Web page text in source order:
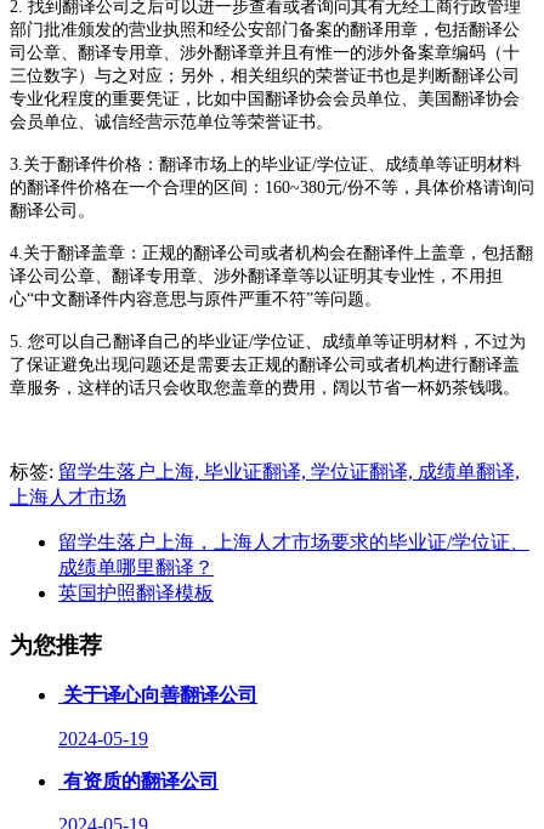
2 找到翻译公司之后可以进一步查看或者询问其有无经工商行政管理
部门批准颁发的营业执照和经公安部门备案的翻译用章，包括翻译公
司公章、翻译专用章、涉外翻译章并且有惟一的涉外备案章编码（十
三位数字）与之对应；另外，相关组织的荣誉证书也是判断翻译公司
专业化程度的重要凭证，比如中国翻译协会会员单位、美国翻译协会
会员单位、诚信经营示范单位等荣誉证书。
3 关于翻译件价格：翻译市场上的毕业证/学位证、成绩单等证明材料
的翻译件价格在一个合理的区间：1 60~380元/份不等，具体价格请询问
翻译公司。
4. 关于翻译盖章：正规的翻译公司或者机构会在翻译件上盖章，包括翻
译公司公章、翻译专用章、涉外翻译章等以证明其专业性，不用担
心“中文翻译件内容意思与原件严重不符”等问题。
5 您可以自己翻译自己的毕业证/学位证、成绩单等证明材料，不过为
了保证避免出现问题还是需要去正规的翻译公司或者机构进行翻译盖
章服务，这样的话只会收取您盖章的费用，阔以节省一杯奶茶钱哦。
标签: 留学生落户上海, 毕业证翻译, 学位证翻译, 成绩单翻译,
上海人才市场
留学生落户上海，上海人才市场要求的毕业证/学位证、
成绩单哪里翻译？
英国护照翻译模板
为您推荐
关于译心向善翻译公司
2024-05-19
有资质的翻译公司